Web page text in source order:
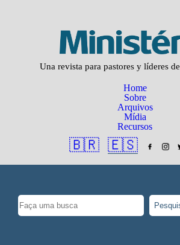
Una revista para pastores y líderes
Home
Sobre
Arquivos
Mídia
Recursos
🇧🇷 🇪🇸